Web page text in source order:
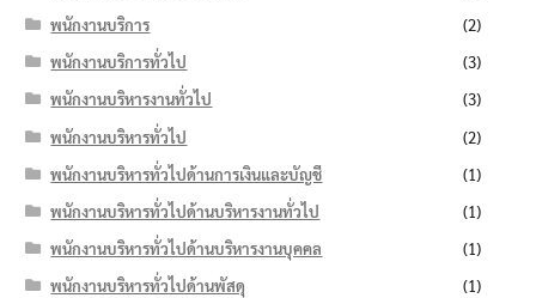
พนักงานบริการ
(2)
พนักงานบริการทั่วไป
(3)
พนักงานบริหารงานทั่วไป
(3)
พนักงานบริหารทั่วไป
(2)
พนักงานบริหารทั่วไปด้านการเงินและบัญชี
(1)
พนักงานบริหารทั่วไปด้านบริหารงานทั่วไป
(1)
พนักงานบริหารทั่วไปด้านบริหารงานบุคคล
(1)
พนักงานบริหารทั่วไปด้านพัสดุ
(1)